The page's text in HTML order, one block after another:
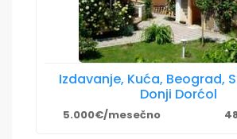
Izdavanje, Kuća, Beograd,
Donji Dorćol
5.000€/mesečno